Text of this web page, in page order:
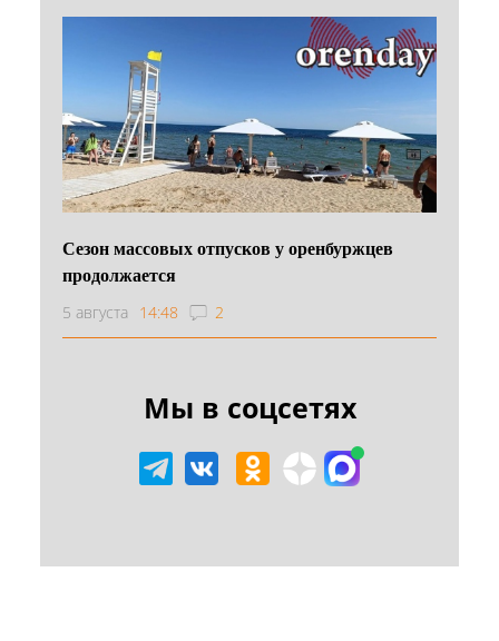
Сезон массовых отпусков у оренбуржцев
продолжается
5 августа 14:48 2
Мы в соцсетях